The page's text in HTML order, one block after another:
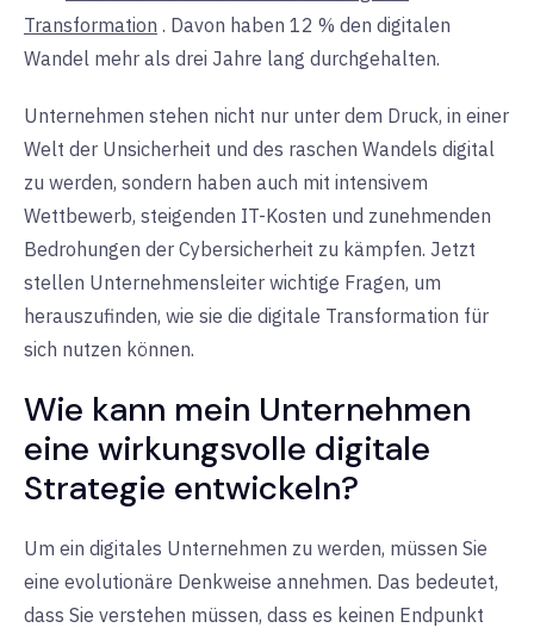
Transformation . Davon haben 12 % den digitalen
Wandel mehr als drei Jahre lang durchgehalten.
Unternehmen stehen nicht nur unter dem Druck, in einer
Welt der Unsicherheit und des raschen Wandels digital
zu werden, sondern haben auch mit intensivem
Wettbewerb, steigenden IT-Kosten und zunehmenden
Bedrohungen der Cybersicherheit zu kämpfen. Jetzt
stellen Unternehmensleiter wichtige Fragen, um
herauszufinden, wie sie die digitale Transformation für
sich nutzen können.
Wie kann mein Unternehmen
eine wirkungsvolle digitale
Strategie entwickeln?
Um ein digitales Unternehmen zu werden, müssen Sie
eine evolutionäre Denkweise annehmen. Das bedeutet,
dass Sie verstehen müssen, dass es keinen Endpunkt